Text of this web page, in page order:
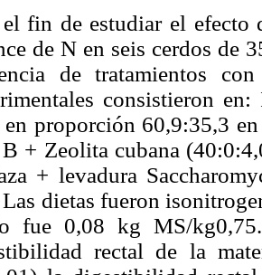
fin de estudiar el efecto
de N en seis cerdos de
de tratamientos
consistieron
en proporción 60,9:35,3
+ Zeolita cubana
+ levadura
dietas fueron
fue 0,08 kg MS/
rectal de la